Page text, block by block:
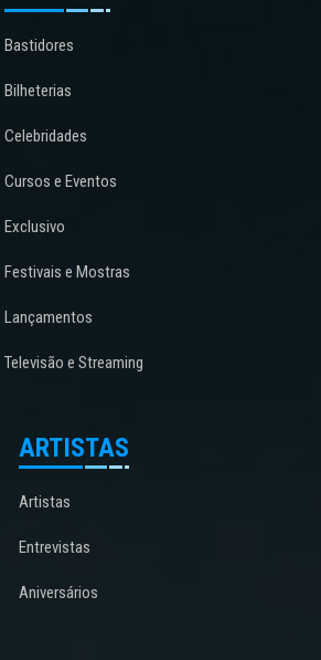
Bastidores
Bilheterias
Celebridades
Cursos e Eventos
Exclusivo
Festivais e Mostras
Lançamentos
Televisão e Streaming
ARTISTAS
Artistas
Entrevistas
Aniversários